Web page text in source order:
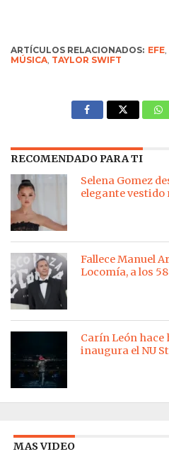
ARTÍCULOS RELACIONADOS: EFE,
MÚSICA, TAYLOR SWIFT
RECOMENDADO PARA TI
Selena Gomez
elegante vestido
Fallece Manuel
Locomía, a los
Carín León
inaugura el NU
MAS VIDEO